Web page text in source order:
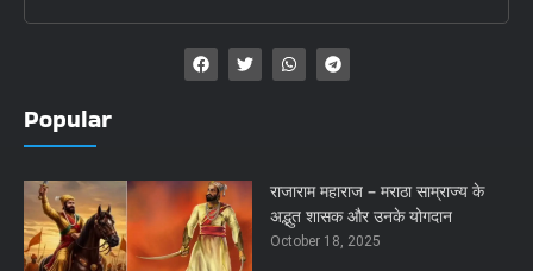
Popular
राजाराम महाराज – मराठा साम्राज्य के
अद्भुत शासक और उनके योगदान
October 18, 2025